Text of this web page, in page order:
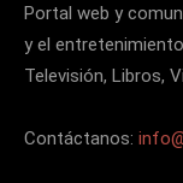
Portal web y
y el
Televisión, Libros,
Contáctanos: